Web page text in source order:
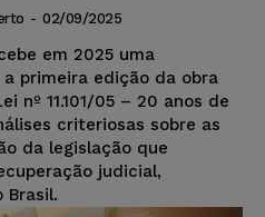
- 02/09/2025
em 2025 uma
primeira edição da obra
nº 11.101/05 – 20 anos de
criteriosas sobre as
da legislação que
judicial,
Brasil.